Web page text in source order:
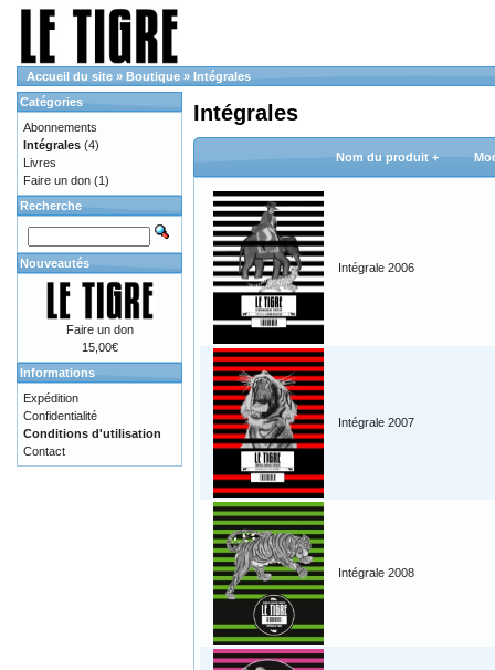
Accueil du site » Boutique » Intégrales
Intégrales
Nom du produit +
Intégrale 2006
Intégrale 2007
Intégrale 2008
Catégories
Abonnements
Intégrales (4)
Livres
Faire un don (1)
Recherche
Nouveautés
Faire un don
15,00€
Informations
Expédition
Confidentialité
Conditions d'utilisation
Contact